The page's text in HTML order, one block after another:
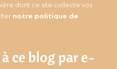
dont ce site collecte vos
notre politique de
ce blog par e-